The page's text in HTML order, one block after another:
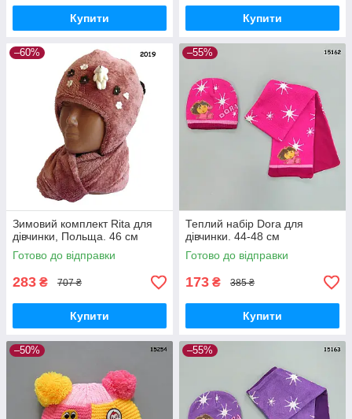
Купити Купити
–60%
Зимовий комплект Rita для
дівчинки, Польща. 46 см
Готово до відправки
283 ₴ 707 ₴
Купити
–55%
Теплий набір Dora для
дівчинки. 44-48 см
Готово до відправки
173 ₴ 385 ₴
Купити
–50% –55%